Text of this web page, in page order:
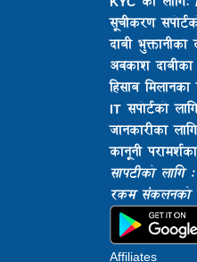
सूचीकरण
दाबी भुक्तानीका
अवकाश दाबीका
हिसाब मिलानका
IT सपोर्टको
जानकारीका
कानूनी
सापटीको
रकम संकलनको
Affiliates